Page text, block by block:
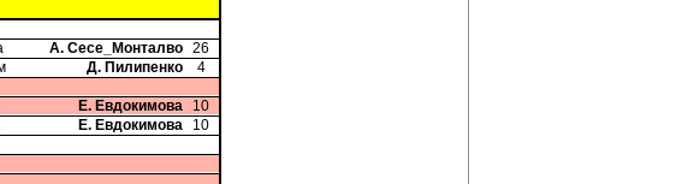
А. Сесе_Монталво 26
Д. Пилипенко
4
Е. Евдокимова
10
Е. Евдокимова
10